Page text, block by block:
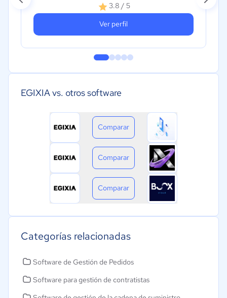
3.8 / 5
Ver perfil
EGIXIA vs. otros software
Comparar
Comparar
Comparar
Categorías relacionadas
Software de Gestión de Pedidos
Software para gestión de contratistas